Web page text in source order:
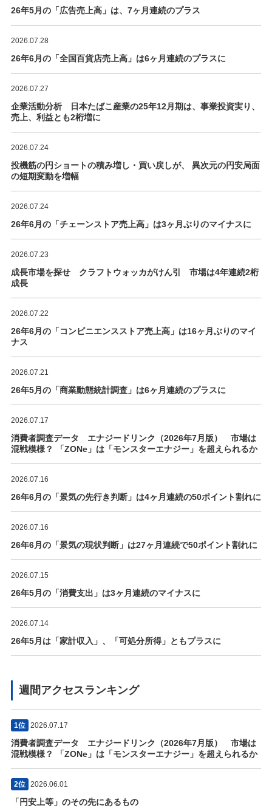
26年5月の「広告売上高」は、7ヶ月連続のプラス
2026.07.28
26年6月の「全国百貨店売上高」は6ヶ月連続のプラスに
2026.07.27
企業活動分析 日本たばこ産業の25年12月期は、事業投資実り、
売上、利益とも2桁増に
2026.07.24
投機筋の円ショートの積み増し・買い戻しが、 異次元の円安局面
の短期変動を増幅
2026.07.24
26年6月の「チェーンストア売上高」は3ヶ月ぶりのマイナスに
2026.07.23
成長市場を探せ クラフトウォッカがけん引 市場は4年連続2桁
成長
2026.07.22
26年6月の「コンビニエンスストア売上高」は16ヶ月ぶりのマイ
ナス
2026.07.21
26年5月の「商業動態統計調査」は6ヶ月連続のプラスに
2026.07.17
消費者調査データ エナジードリンク（2026年7月版） 市場は
混戦模様？ 「ZONe」は「モンスターエナジー」を超えられるか
2026.07.16
26年6月の「景気の先行き判断」は4ヶ月連続の50ポイント割れに
2026.07.16
26年6月の「景気の現状判断」は27ヶ月連続で50ポイント割れに
2026.07.15
26年5月の「消費支出」は3ヶ月連続のマイナスに
2026.07.14
26年5月は「家計収入」、「可処分所得」ともプラスに
週間アクセスランキング
1位 2026.07.17
消費者調査データ エナジードリンク（2026年7月版） 市場は
混戦模様？ 「ZONe」は「モンスターエナジー」を超えられるか
2位 2026.06.01
「円安上等」のその先にあるもの